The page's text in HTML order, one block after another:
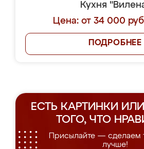
Кухня
Цена: от 34 000
ПОДРОБНЕЕ
ЕСТЬ КАРТИНКИ
ТОГО, ЧТО
Присылайте — сделаем
лучше!